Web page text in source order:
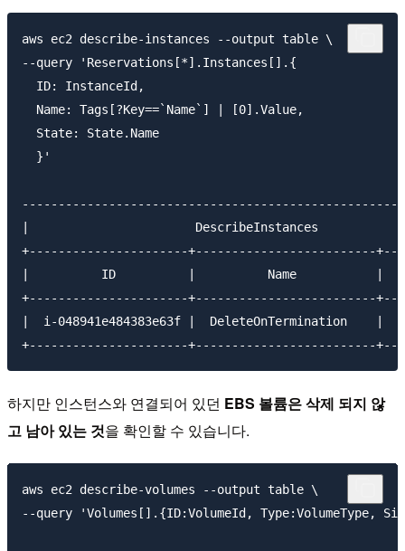
aws ec2 describe-instances --output table \
--query 'Reservations[*].Instances[].{
  ID: InstanceId,
  Name: Tags[?Key==`Name`] | [0].Value,
  State: State.Name
  }'
|                       DescribeInstances
+----------------------+-------------------------
|          ID          |          Name           |
+----------------------+-------------------------
|  i-048941e484383e63f |  DeleteOnTermination    |
하지만 인스턴스와 연결되어 있던 EBS 볼륨은 삭제 되지 않
고 남아 있는 것을 확인할 수 있습니다.
aws ec2 describe-volumes --output table \
--query 'Volumes[].{ID:VolumeId, Type:VolumeType,